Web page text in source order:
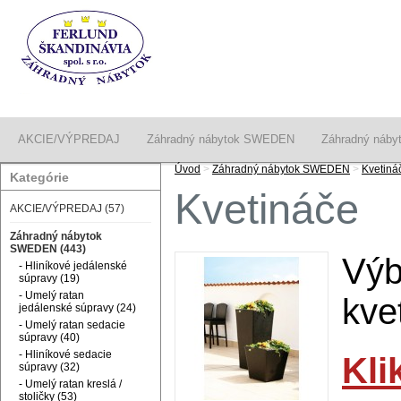
AKCIE/VÝPREDAJ Záhradný nábytok SWEDEN Záhradný
Kategórie
AKCIE/VÝPREDAJ (57)
Záhradný nábytok
SWEDEN (443)
- Hliníkové jedálenské
súpravy (19)
- Umelý ratan
jedálenské súpravy (24)
- Umelý ratan sedacie
súpravy (40)
- Hliníkové sedacie
súpravy (32)
- Umelý ratan kreslá /
stoličky (53)
Úvod > Záhradný nábytok SWEDEN >
Kvetináče